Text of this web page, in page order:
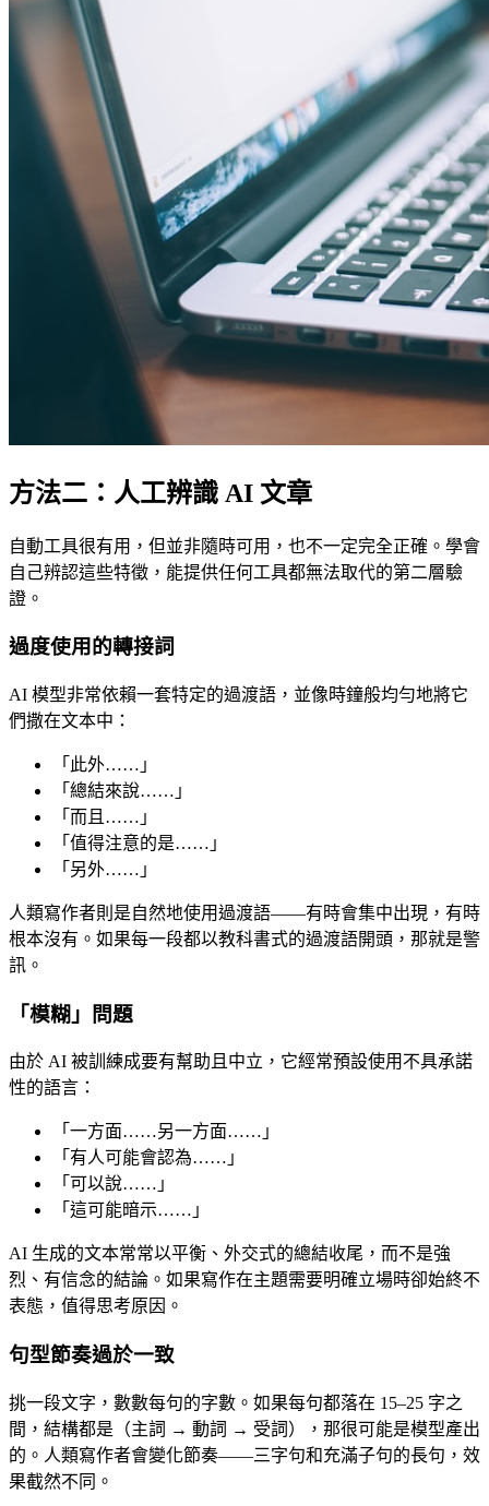
方法二：人工辨識 AI 文章
自動工具很有用，但並非隨時可用，也不一定完全正確。學會
自己辨認這些特徵，能提供任何工具都無法取代的第二層驗
證。
過度使用的轉接詞
AI 模型非常依賴一套特定的過渡語，並像時鐘般均勻地將它
們撒在文本中：
「此外……」
「總結來說……」
「而且……」
「值得注意的是……」
「另外……」
人類寫作者則是自然地使用過渡語——有時會集中出現，有時
根本沒有。如果每一段都以教科書式的過渡語開頭，那就是警
訊。
「模糊」問題
由於 AI 被訓練成要有幫助且中立，它經常預設使用不具承諾
性的語言：
「一方面……另一方面……」
「有人可能會認為……」
「可以說……」
「這可能暗示……」
AI 生成的文本常常以平衡、外交式的總結收尾，而不是強
烈、有信念的結論。如果寫作在主題需要明確立場時卻始終不
表態，值得思考原因。
句型節奏過於一致
挑一段文字，數數每句的字數。如果每句都落在 15–25 字之
間，結構都是（主詞 → 動詞 → 受詞），那很可能是模型產出
的。人類寫作者會變化節奏——三字句和充滿子句的長句，效
果截然不同。